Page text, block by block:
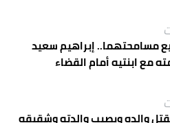
مسامحتهما.. إبراهيم سعيد
مع ابنتيه أمام القضاء
والده ويصيب والدته وشقيقه